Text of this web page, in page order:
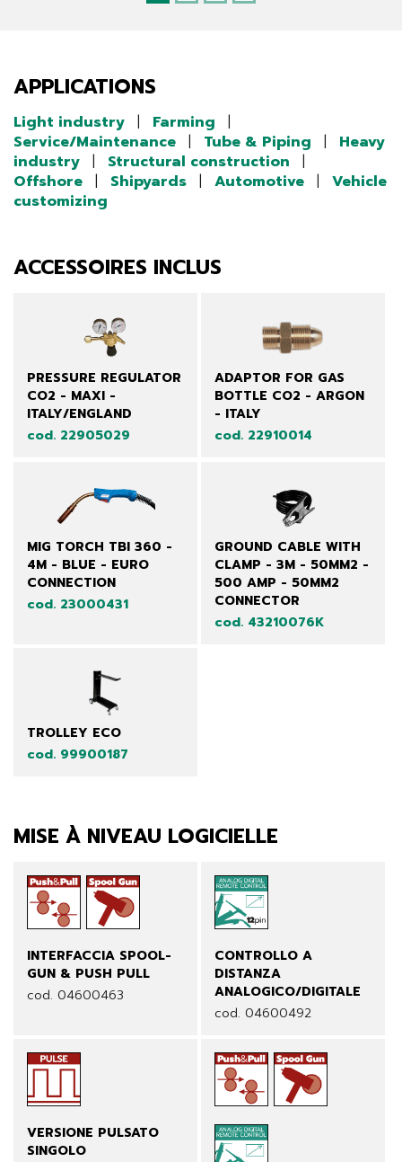
APPLICATIONS
Light industry Farming
Service/Maintenance
Tube & Piping
Heavy
industry
Structural construction
Offshore
Shipyards Automotive
Vehicle
customizing
ACCESSOIRES INCLUS
PRESSURE REGULATOR
CO2 - MAXI -
ITALY/ENGLAND
cod. 22905029
ADAPTOR FOR GAS
BOTTLE CO2 - ARGON
- ITALY
cod. 22910014
MIG TORCH TBI 360 -
4M - BLUE - EURO
CONNECTION
cod. 23000431
GROUND CABLE WITH
CLAMP - 3M - 50MM2 -
500 AMP - 50MM2
CONNECTOR
cod. 43210076K
TROLLEY ECO
cod. 99900187
MISE À NIVEAU LOGICIELLE
INTERFACCIA SPOOL-
GUN & PUSH PULL
cod. 04600463
CONTROLLO A
DISTANZA
ANALOGICO/DIGITALE
cod. 04600492
VERSIONE PULSATO
SINGOLO